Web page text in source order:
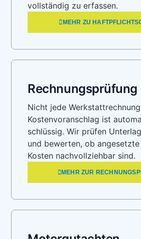
vollständig zu erfassen.
MEHR ZU
Rechnungsprüfung
Nicht jede
Kostenvoranschlag ist
schlüssig. Wir prüfen
und bewerten, ob
Kosten nachvollziehbar sind.
MEHR ZUR